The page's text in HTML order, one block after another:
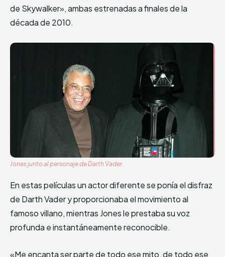
de Skywalker»​, ambas estrenadas a finales de la
década de 2010.
Jones junto al personaje de Darth Vader.
En estas películas un actor diferente se ponía el disfraz
de Darth Vader y proporcionaba el movimiento al
famoso villano, mientras Jones le prestaba su voz
profunda e instantáneamente reconocible.
«Me encanta ser parte de todo ese mito, de todo ese